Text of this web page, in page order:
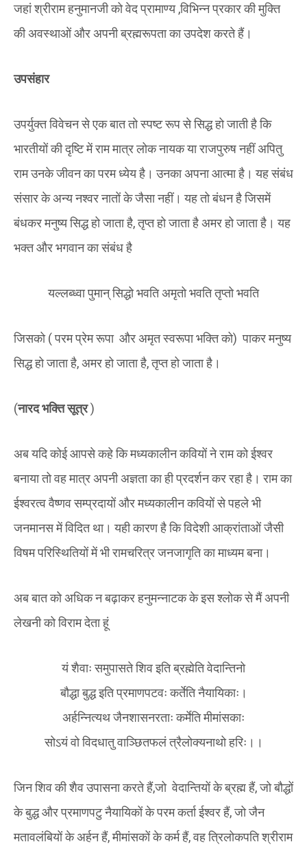
जहां श्रीराम हनुमानजी को वेद प्रामाण्य ,विभिन्न प्रकार की मुक्ति
की अवस्थाओं और अपनी ब्रह्मरूपता का उपदेश करते हैं।
उपसंहार
उपर्युक्त विवेचन से एक बात तो स्पष्ट रूप से सिद्ध हो जाती है कि
भारतीयों की दृष्टि में राम मात्र लोक नायक या राजपुरुष नहीं अपितु
राम उनके जीवन का परम ध्येय है। उनका अपना आत्मा है। यह संबंध
संसार के अन्य नश्वर नातों के जैसा नहीं। यह तो बंधन है जिसमें
बंधकर मनुष्य सिद्ध हो जाता है, तृप्त हो जाता है अमर हो जाता है। यह
भक्त और भगवान का संबंध है ‌
यल्लब्ध्वा पुमान् सिद्धो भवति अमृतो भवति तृप्तो भवति
जिसको ( परम प्रेम रूपा और अमृत स्वरूपा भक्ति को) पाकर मनुष्य
सिद्ध हो जाता है, अमर हो जाता है, तृप्त हो जाता है।
(नारद भक्ति सूत्र)
अब यदि कोई आपसे कहे कि मध्यकालीन कवियों ने राम को ईश्वर
बनाया तो वह मात्र अपनी अज्ञता का ही प्रदर्शन कर रहा है। राम का
ईश्वरत्व वैष्णव सम्प्रदायों और मध्यकालीन कवियों से पहले भी
जनमानस में विदित था। यही कारण है कि विदेशी आक्रांताओं जैसी
विषम परिस्थितियों में भी रामचरित्र जनजागृति का माध्यम बना।
अब बात को अधिक न बढ़ाकर हनुमन्नाटक के इस श्लोक से मैं अपनी
लेखनी को विराम देता हूं
यं शैवाः समुपासते शिव इति ब्रह्मेति वेदान्तिनो
बौद्धा बुद्ध इति प्रमाणपटवः कर्तेति नैयायिकाः।
अर्हन्नित्यथ जैनशासनरताः कर्मेति मीमांसकाः
सोऽयं वो विदधातु वाञ्छितफलं त्रैलोक्यनाथो हरिः।।
जिन शिव की शैव उपासना करते हैं,जो वेदान्तियों के ब्रह्म हैं, जो बौद्धों
के बुद्ध और प्रमाणपटु नैयायिकों के परम कर्ता ईश्वर हैं, जो जैन
मतावलंबियों के अर्हन हैं, मीमांसकों के कर्म हैं, वह त्रिलोकपति श्रीराम